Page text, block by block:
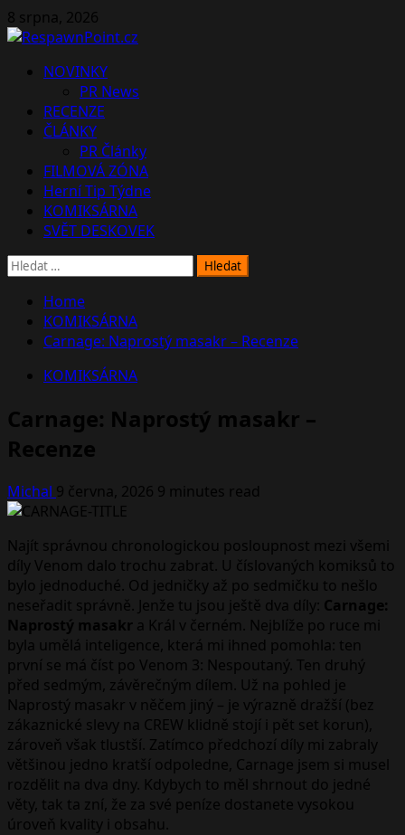
Skip
to
8 srpna, 2026
PrimaryNOVINKY
PR News
RECENZE
ČLÁNKY
PR Články
FILMOVÁ ZÓNA
Herní Tip Týdne
KOMIKSÁRNA
SVĚT DESKOVEK
Vyhledávání
Home
KOMIKSÁRNA
Carnage: Naprostý masakr – Recenze
KOMIKSÁRNA
Carnage: Naprostý masakr –
Recenze
Michal 9 června, 2026 9 minutes read
Najít správnou chronologickou posloupnost mezi všemi
díly Venom dalo trochu zabrat. U číslovaných komiksů to
bylo jednoduché. Od jedničky až po sedmičku to nešlo
neseřadit správně. Jenže tu jsou ještě dva díly: Carnage:
Naprostý masakr a Král v černém. Nejblíže po ruce mi
byla umělá inteligence, která mi ihned pomohla: ten
první se má číst po Venom 3: Nespoutaný. Ten druhý
před sedmým, závěrečným dílem. Už na pohled je
Naprostý masakr v něčem jiný – je výrazně dražší (bez
zákaznické slevy na CREW klidně stojí i pět set korun),
zároveň však tlustší. Zatímco předchozí díly mi zabraly
většinou jedno kratší odpoledne, Carnage jsem si musel
rozdělit na dva dny. Kdybych to měl shrnout do jedné
věty, tak ta zní, že za své peníze dostanete vysokou
úroveň kvality i obsahu.